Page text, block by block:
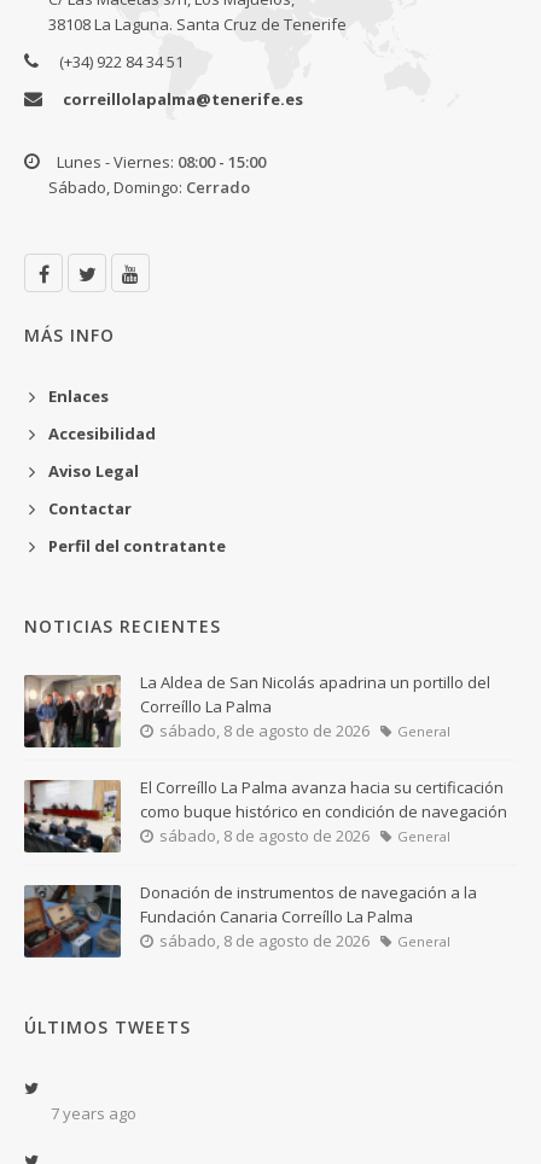
38108 La Laguna. Santa Cruz de Tenerife
(+34) 922 84 34 51
correillolapalma@tenerife.es
Lunes - Viernes: 08:00 - 15:00
Sábado, Domingo: Cerrado
MÁS INFO
Enlaces
Accesibilidad
Aviso Legal
Contactar
Perfil del contratante
NOTICIAS RECIENTES
La Aldea de San Nicolás apadrina un portillo del
Correíllo La Palma
sábado, 8 de agosto de 2026
General
El Correíllo La Palma avanza hacia su certificación
como buque histórico en condición de navegación
sábado, 8 de agosto de 2026
General
Donación de instrumentos de navegación a la
Fundación Canaria Correíllo La Palma
sábado, 8 de agosto de 2026
General
ÚLTIMOS TWEETS
7 years ago